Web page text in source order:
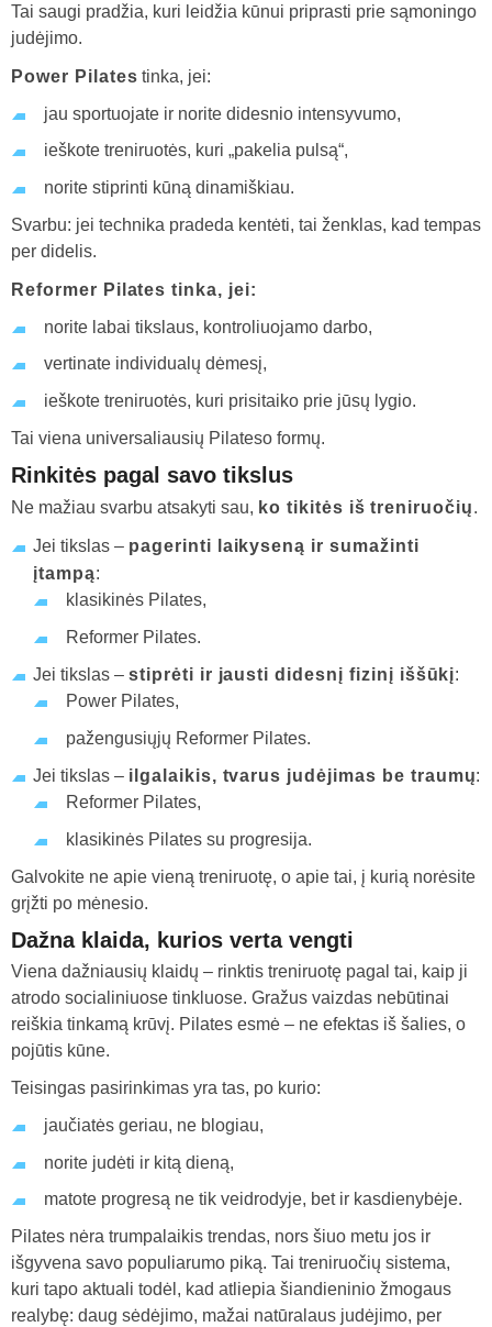
Tai saugi pradžia, kuri leidžia kūnui priprasti prie sąmoningo
judėjimo.
Power Pilates tinka, jei:
jau sportuojate ir norite didesnio intensyvumo,
ieškote treniruotės, kuri „pakelia pulsą“,
norite stiprinti kūną dinamiškiau.
Svarbu: jei technika pradeda kentėti, tai ženklas, kad tempas
per didelis.
Reformer Pilates tinka, jei:
norite labai tikslaus, kontroliuojamo darbo,
vertinate individualų dėmesį,
ieškote treniruotės, kuri prisitaiko prie jūsų lygio.
Tai viena universaliausių Pilateso formų.
Rinkitės pagal savo tikslus
Ne mažiau svarbu atsakyti sau, ko tikitės iš treniruočių.
Jei tikslas – pagerinti laikyseną ir sumažinti
įtampą:
klasikinės Pilates,
Reformer Pilates.
Jei tikslas – stiprėti ir jausti didesnį fizinį iššūkį:
Power Pilates,
pažengusiųjų Reformer Pilates.
Jei tikslas – ilgalaikis, tvarus judėjimas be traumų:
Reformer Pilates,
klasikinės Pilates su progresija.
Galvokite ne apie vieną treniruotę, o apie tai, į kurią norėsite
grįžti po mėnesio.
Dažna klaida, kurios verta vengti
Viena dažniausių klaidų – rinktis treniruotę pagal tai, kaip ji
atrodo socialiniuose tinkluose. Gražus vaizdas nebūtinai
reiškia tinkamą krūvį. Pilates esmė – ne efektas iš šalies, o
pojūtis kūne.
Teisingas pasirinkimas yra tas, po kurio:
jaučiatės geriau, ne blogiau,
norite judėti ir kitą dieną,
matote progresą ne tik veidrodyje, bet ir kasdienybėje.
Pilates nėra trumpalaikis trendas, nors šiuo metu jos ir
išgyvena savo populiarumo piką. Tai treniruočių sistema,
kuri tapo aktuali todėl, kad atliepia šiandieninio žmogaus
realybę: daug sėdėjimo, mažai natūralaus judėjimo, per